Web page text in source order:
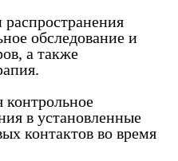
обследование и
а также
контрольное
в установленные
контактов во время